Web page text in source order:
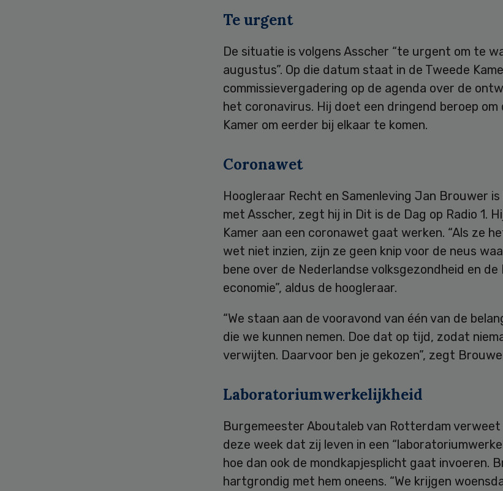
Te urgent
De situatie is volgens Asscher “te urgent om te
augustus”. Op die datum staat in de Tweede
commissievergadering op de agenda over de
het coronavirus. Hij doet een dringend beroep om
Kamer om eerder bij elkaar te komen.
Coronawet
Hoogleraar Recht en Samenleving Jan Brouwer
met Asscher, zegt hij in Dit is de Dag op Radio 1.
Kamer aan een coronawet gaat werken. “Als ze
wet niet inzien, zijn ze geen knip voor de neus
bene over de Nederlandse volksgezondheid en de
economie”, aldus de hoogleraar.
“We staan aan de vooravond van één van de
die we kunnen nemen. Doe dat op tijd, zodat
verwijten. Daarvoor ben je gekozen”, zegt
Laboratoriumwerkelijkheid
Burgemeester Aboutaleb van Rotterdam
deze week dat zij leven in een
hoe dan ook de mondkapjesplicht gaat invoeren.
hartgrondig met hem oneens. “We krijgen